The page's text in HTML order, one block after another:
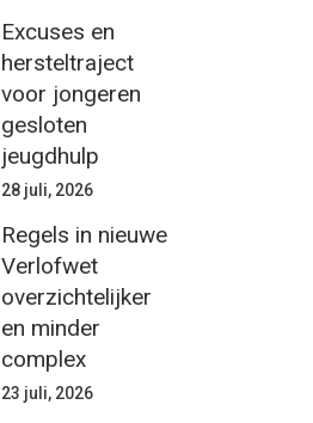
Excuses en
hersteltraject
voor jongeren
gesloten
jeugdhulp
28 juli, 2026
Regels in nieuwe
Verlofwet
overzichtelijker
en minder
complex
23 juli, 2026